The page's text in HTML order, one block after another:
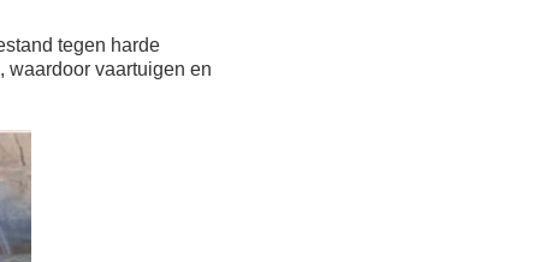
tegen harde
waardoor vaartuigen en